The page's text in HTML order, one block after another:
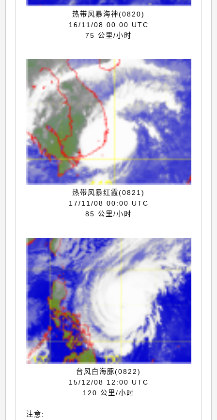
热带风暴海神(0820)
16/11/08 00:00 UTC
75 公里/小时
热带风暴红霞(0821)
17/11/08 00:00 UTC
85 公里/小时
台风白海豚(0822)
15/12/08 12:00 UTC
120 公里/小时
注意: